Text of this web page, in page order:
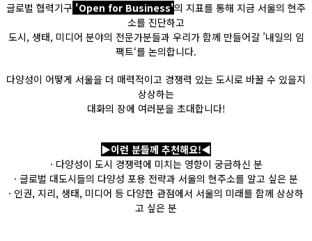
글로벌 협력기구 'Open for Business'의 지표를 통해 지금 서울의 현주
소를 진단하고
도시, 생태, 미디어 분야의 전문가분들과 우리가 함께 만들어갈 ’내일의 임
팩트‘를 논의합니다.
다양성이 어떻게 서울을 더 매력적이고 경쟁력 있는 도시로 바꿀 수 있을지
상상하는
대화의 장에 여러분을 초대합니다!
▶이런 분들께 추천해요!◀
· 다양성이 도시 경쟁력에 미치는 영향이 궁금하신 분
· 글로벌 대도시들의 다양성 포용 전략과 서울의 현주소를 알고 싶은 분
· 인권, 지리, 생태, 미디어 등 다양한 관점에서 서울의 미래를 함께 상상하
고 싶은 분